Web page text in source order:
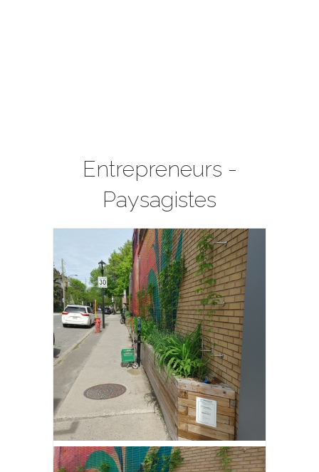
Entrepreneurs -
Paysagistes